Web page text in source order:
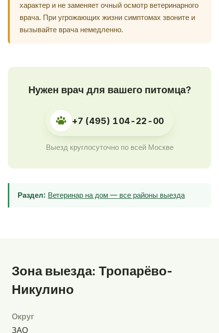
характер и не заменяет очный осмотр ветеринарного
врача. При угрожающих жизни симптомах звоните и
вызывайте врача немедленно.
Нужен врач для вашего питомца?
+7 (495) 104-22-00
Выезд круглосуточно по всей Москве
Раздел: Ветеринар на дом — все районы выезда
Зона выезда: Тропарёво-
Никулино
Округ
ЗАО